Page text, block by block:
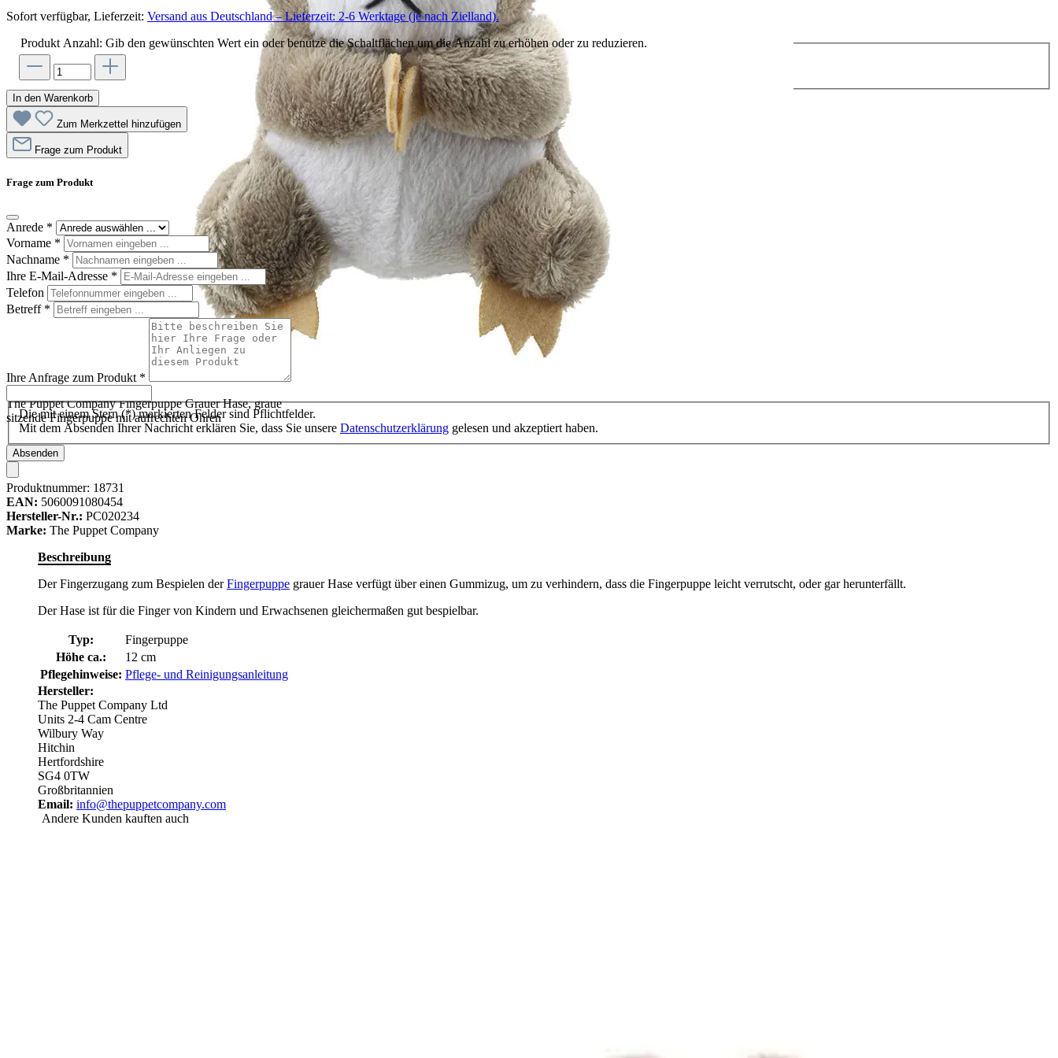
The Puppet Company Fingerpuppe Grauer Hase, graue
sitzende Fingerpuppe mit aufrechten Ohren
Sofort verfügbar, Lieferzeit: Versand aus Deutschland – Lieferzeit: 2-6 Werktage (je nach Zielland).
Produkt Anzahl: Gib den gewünschten Wert ein oder benutze die Schaltflächen um die Anzahl zu erhöhen oder zu reduzieren.
In den Warenkorb
Zum Merkzettel hinzufügen
Frage zum Produkt
Frage zum Produkt
Anrede *
Vorname *
Nachname *
Ihre E-Mail-Adresse *
Telefon
Betreff *
Ihre Anfrage zum Produkt *
Die mit einem Stern (*) markierten Felder sind Pflichtfelder.
Mit dem Absenden Ihrer Nachricht erklären Sie, dass Sie unsere Datenschutzerklärung gelesen und akzeptiert haben.
Absenden
Produktnummer: 18731
EAN: 5060091080454
Hersteller-Nr.: PC020234
Marke: The Puppet Company
Beschreibung
Der Fingerzugang zum Bespielen derFingerpuppe grauer Hase verfügt über einen Gummizug, um zu verhindern, dass die Fingerpuppe leicht verrutscht, oder gar herunterfällt.
Der Hase ist für die Finger von Kindern und Erwachsenen gleichermaßen gut bespielbar.
Typ:
Fingerpuppe
Höhe ca.:
12 cm
Pflegehinweise: Pflege- und Reinigungsanleitung
Hersteller:
The Puppet Company Ltd
Units 2-4 Cam Centre
Wilbury Way
Hitchin
Hertfordshire
SG4 0TW
Großbritannien
Email: info@thepuppetcompany.com
Andere Kunden kauften auch